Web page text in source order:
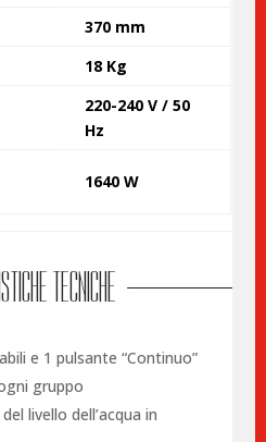
370 mm
18 Kg
220-240 V / 50
Hz
1640 W
TECNICHE
e 1 pulsante “Continuo”
gruppo
livello dell’acqua in